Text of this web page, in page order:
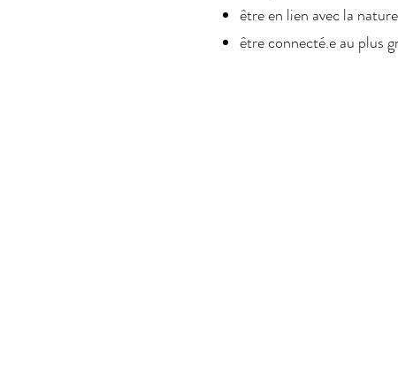
être en lien avec la nature
être connecté.e au plus